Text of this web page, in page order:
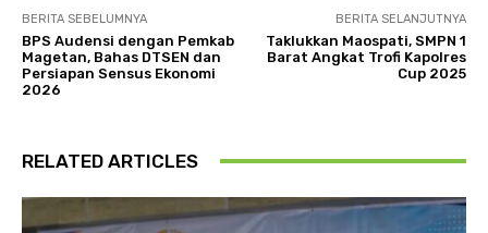
BERITA SEBELUMNYA
BPS Audensi dengan Pemkab
Magetan, Bahas DTSEN dan
Persiapan Sensus Ekonomi
2026
BERITA SELANJUTNYA
Taklukkan Maospati, SMPN 1
Barat Angkat Trofi Kapolres
Cup 2025
RELATED ARTICLES